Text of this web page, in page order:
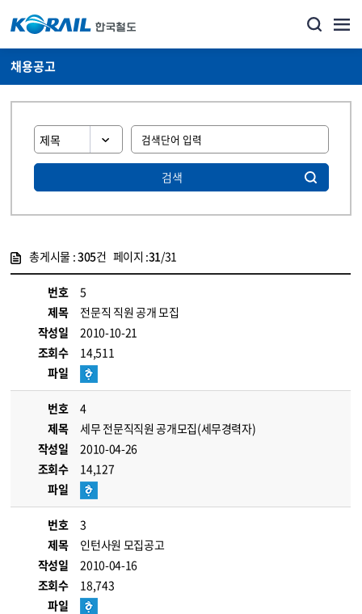
채용공고
검색
총게시물 :305건 페이지 :31/31
번호
5
제목
전문직 직원 공개 모집
작성일
2010-10-21
조회수
14,511
파일
번호
4
제목
세무 전문직직원 공개모집(세무경력자)
작성일
2010-04-26
조회수
14,127
파일
번호
3
제목
인턴사원 모집공고
작성일
2010-04-16
조회수
18,743
파일